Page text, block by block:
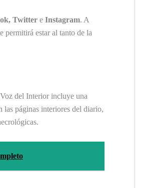
Twitter e Instagram. A
permitirá estar al tanto de la
del Interior incluye una
las páginas interiores del diario,